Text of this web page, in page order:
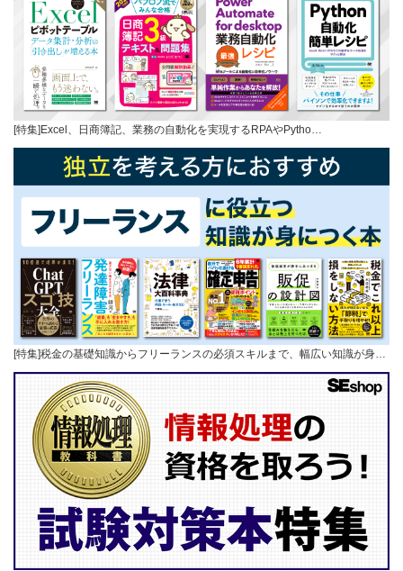
[特集]Excel、日商簿記、業務の自動化を実現するRPAやPytho…
[特集]税金の基礎知識からフリーランスの必須スキルまで、幅広い知識が身…